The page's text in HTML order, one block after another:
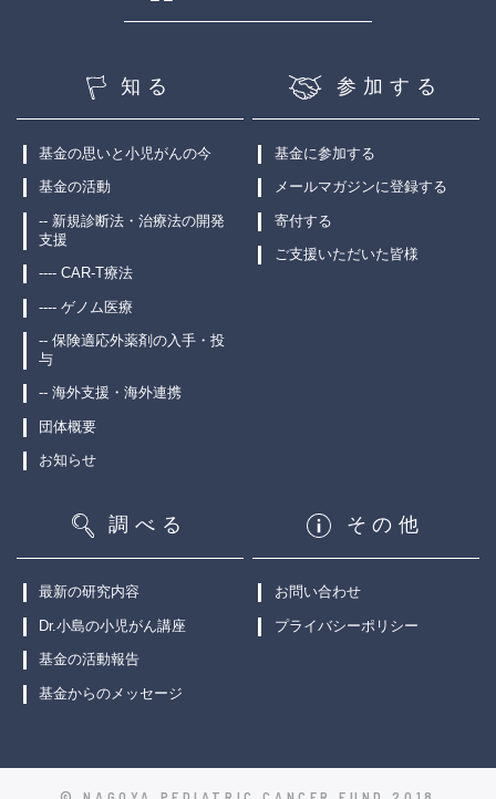
知る
基金の思いと小児がんの今
基金の活動
-- 新規診断法・治療法の開発
支援
---- CAR-T療法
---- ゲノム医療
-- 保険適応外薬剤の入手・投
与
-- 海外支援・海外連携
団体概要
お知らせ
参加する
基金に参加する
メールマガジンに登録する
寄付する
ご支援いただいた皆様
調べる
最新の研究内容
Dr.小島の小児がん講座
基金の活動報告
基金からのメッセージ
その他
お問い合わせ
プライバシーポリシー